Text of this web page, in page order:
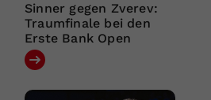
Sinner gegen Zverev:
Traumfinale bei den
Erste Bank Open